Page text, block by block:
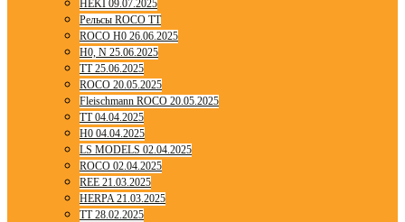
HEKI 09.07.2025
Рельсы ROCO TT
ROCO H0 26.06.2025
H0, N 25.06.2025
TT 25.06.2025
ROCO 20.05.2025
Fleischmann ROCO 20.05.2025
TT 04.04.2025
H0 04.04.2025
LS MODELS 02.04.2025
ROCO 02.04.2025
REE 21.03.2025
HERPA 21.03.2025
TT 28.02.2025